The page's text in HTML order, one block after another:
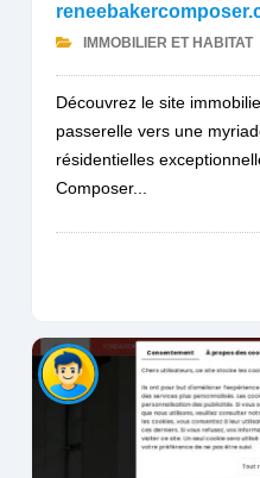
IMMOBILIER ET HABITAT
Découvrez le site
passerelle vers une
résidentielles
Composer...